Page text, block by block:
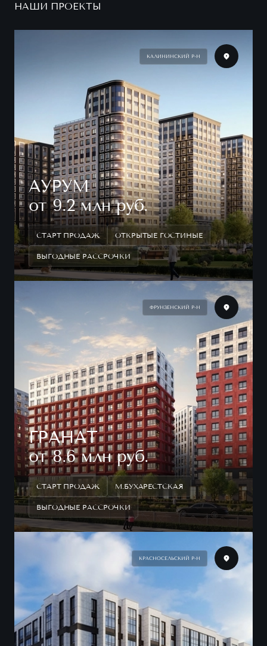
НАШИ ПРОЕКТЫ
КАЛИНИНСКИЙ Р-Н
АУРУМ
от 9.2 млн руб.
СТАРТ ПРОДАЖ ОТКРЫТЫЕ ГОСТИНЫЕ
ВЫГОДНЫЕ РАССРОЧКИ
ФРУНЗЕНСКИЙ Р-Н
ГРАНАТ
от 8.6 млн руб.
СТАРТ ПРОДАЖ М.БУХАРЕСТСКАЯ
ВЫГОДНЫЕ РАССРОЧКИ
КРАСНОСЕЛЬСКИЙ Р-Н